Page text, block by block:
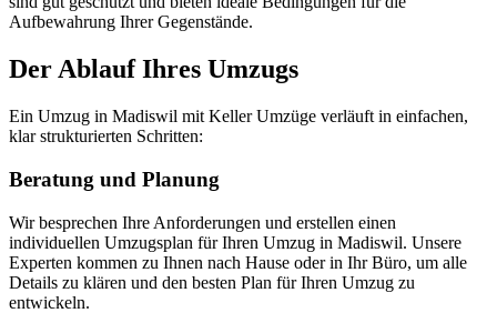
Aufbewahrung Ihrer Gegenstände.
Der Ablauf Ihres Umzugs
Ein Umzug in Madiswil mit Keller Umzüge verläuft in einfachen,
klar strukturierten Schritten:
Beratung und Planung
Wir besprechen Ihre Anforderungen und erstellen einen
individuellen Umzugsplan für Ihren Umzug in Madiswil. Unsere
Experten kommen zu Ihnen nach Hause oder in Ihr Büro, um alle
Details zu klären und den besten Plan für Ihren Umzug zu
entwickeln.